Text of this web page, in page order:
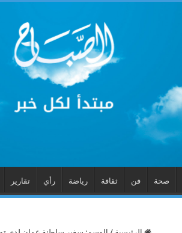
صحة فن ثقافة رياضة رأي تقارير